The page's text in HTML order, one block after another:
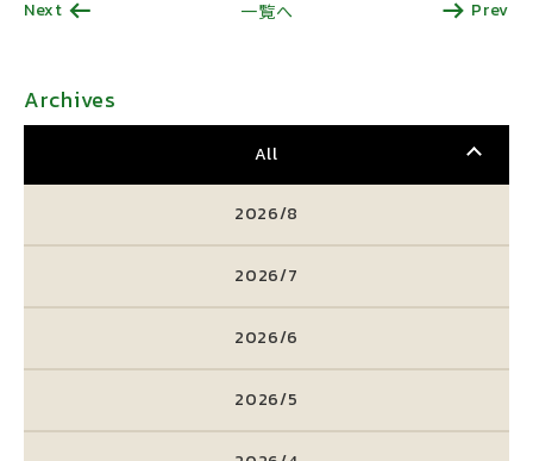
Next 一覧へ Prev
Archives
All
2026/8
2026/7
2026/6
2026/5